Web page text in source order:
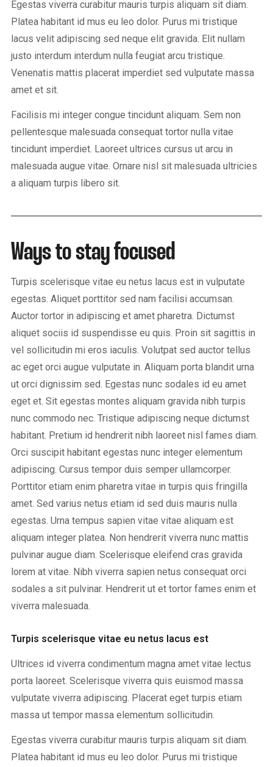
Egestas viverra curabitur mauris turpis aliquam sit diam.
Platea habitant id mus eu leo dolor. Purus mi tristique
lacus velit adipiscing sed neque elit gravida. Elit nullam
justo interdum interdum nulla feugiat arcu tristique.
Venenatis mattis placerat imperdiet sed vulputate massa
amet et sit.
Facilisis mi integer congue tincidunt aliquam. Sem non
pellentesque malesuada consequat tortor nulla vitae
tincidunt imperdiet. Laoreet ultrices cursus ut arcu in
malesuada augue vitae. Ornare nisl sit malesuada ultricies
a aliquam turpis libero sit.
Ways to stay focused
Turpis scelerisque vitae eu netus lacus est in vulputate
egestas. Aliquet porttitor sed nam facilisi accumsan.
Auctor tortor in adipiscing et amet pharetra. Dictumst
aliquet sociis id suspendisse eu quis. Proin sit sagittis in
vel sollicitudin mi eros iaculis. Volutpat sed auctor tellus
ac eget orci augue vulputate in. Aliquam porta blandit urna
ut orci dignissim sed. Egestas nunc sodales id eu amet
eget et. Sit egestas montes aliquam gravida nibh turpis
nunc commodo nec. Tristique adipiscing neque dictumst
habitant. Pretium id hendrerit nibh laoreet nisl fames diam.
Orci suscipit habitant egestas nunc integer elementum
adipiscing. Cursus tempor duis semper ullamcorper.
Porttitor etiam enim pharetra vitae in turpis quis fringilla
amet. Sed varius netus etiam id sed duis mauris nulla
egestas. Urna tempus sapien vitae vitae aliquam est
aliquam integer platea. Non hendrerit viverra nunc mattis
pulvinar augue diam. Scelerisque eleifend cras gravida
lorem at vitae. Nibh viverra sapien netus consequat orci
sodales a sit pulvinar. Hendrerit ut et tortor fames enim et
viverra malesuada.
Turpis scelerisque vitae eu netus lacus est
Ultrices id viverra condimentum magna amet vitae lectus
porta laoreet. Scelerisque viverra quis euismod massa
vulputate viverra adipiscing. Placerat eget turpis etiam
massa ut tempor massa elementum sollicitudin.
Egestas viverra curabitur mauris turpis aliquam sit diam.
Platea habitant id mus eu leo dolor. Purus mi tristique